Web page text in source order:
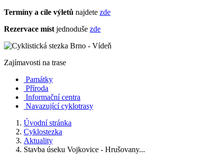
Termíny a cíle výletů najdete zde
Rezervace míst jednoduše zde
Zajímavosti na trase
Památky
Příroda
Informační centra
Navazující cyklotrasy
Úvodní stránka
Cyklostezka
Aktuality
Stavba úseku Vojkovice - Hrušovany...